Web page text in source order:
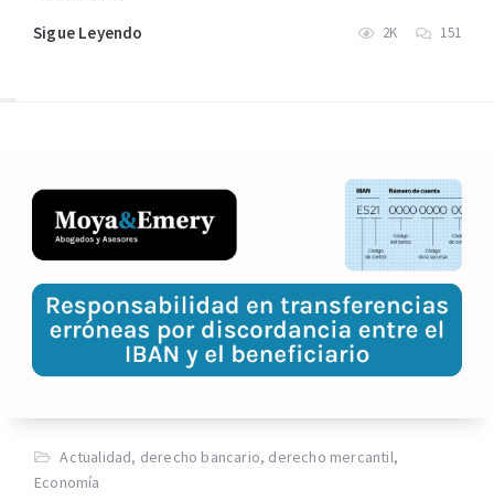
Sigue Leyendo 2K 151
Actualidad, derecho bancario, derecho mercantil,
Economía